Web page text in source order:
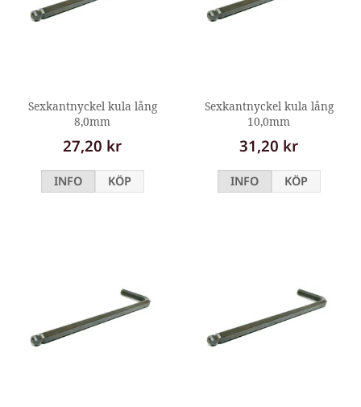
Sexkantnyckel kula lång
8,0mm
27,20 kr
INFO KÖP
Sexkantnyckel kula lång
10,0mm
31,20 kr
INFO KÖP